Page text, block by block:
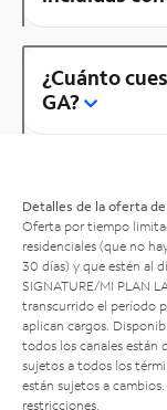
¿Cuánto
GA?
Detalles de la oferta
Oferta por tiempo
residenciales (que no
30 días) y que estén al
SIGNATURE/MI PLAN
transcurrido el período
aplican cargos.
todos los canales están
sujetos a todos los
están sujetos a
restricciones.